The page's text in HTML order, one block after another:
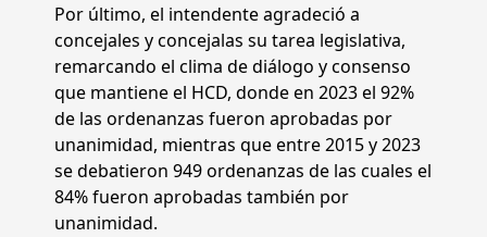
Por último, el intendente agradeció a
concejales y concejalas su tarea legislativa,
remarcando el clima de diálogo y consenso
que mantiene el HCD, donde en 2023 el 92%
de las ordenanzas fueron aprobadas por
unanimidad, mientras que entre 2015 y 2023
se debatieron 949 ordenanzas de las cuales el
84% fueron aprobadas también por
unanimidad.